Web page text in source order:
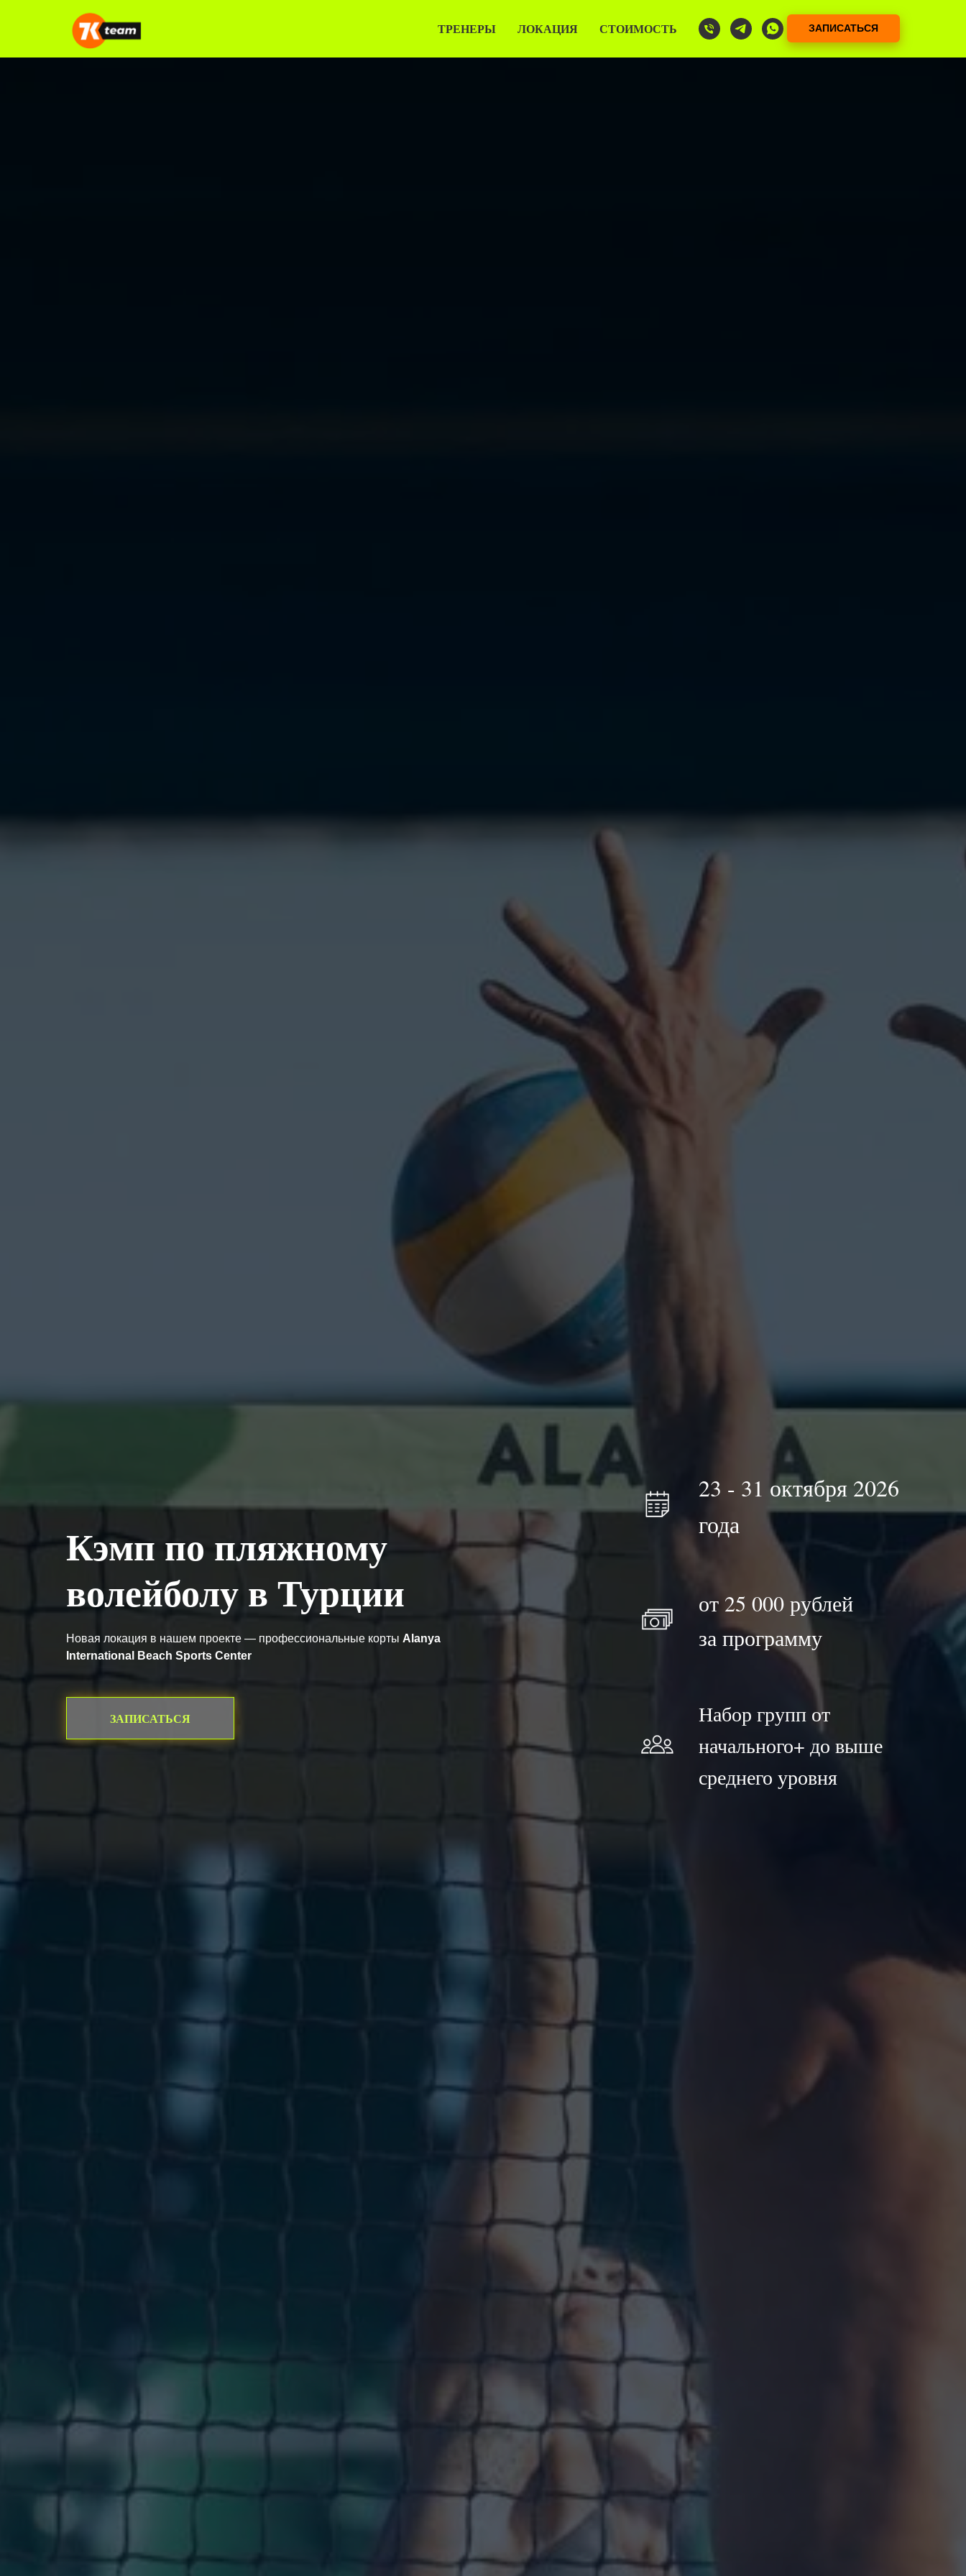
ТРЕНЕРЫ ЛОКАЦИЯ СТОИМОСТЬ ЗАПИСАТЬСЯ
Кэмп по пляжному
волейболу в Турции
Новая локация в нашем проекте — профессиональные корты Alanya
International Beach Sports Center
ЗАПИСАТЬСЯ
23 - 31 октября 2026
года
от 25 000 рублей
за программу
Набор групп от
начального+ до выше
среднего уровня